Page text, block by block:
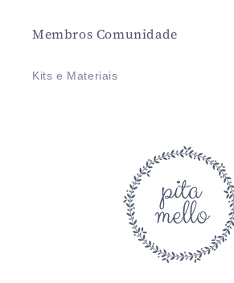
Membros Comunidade
Kits e Materiais